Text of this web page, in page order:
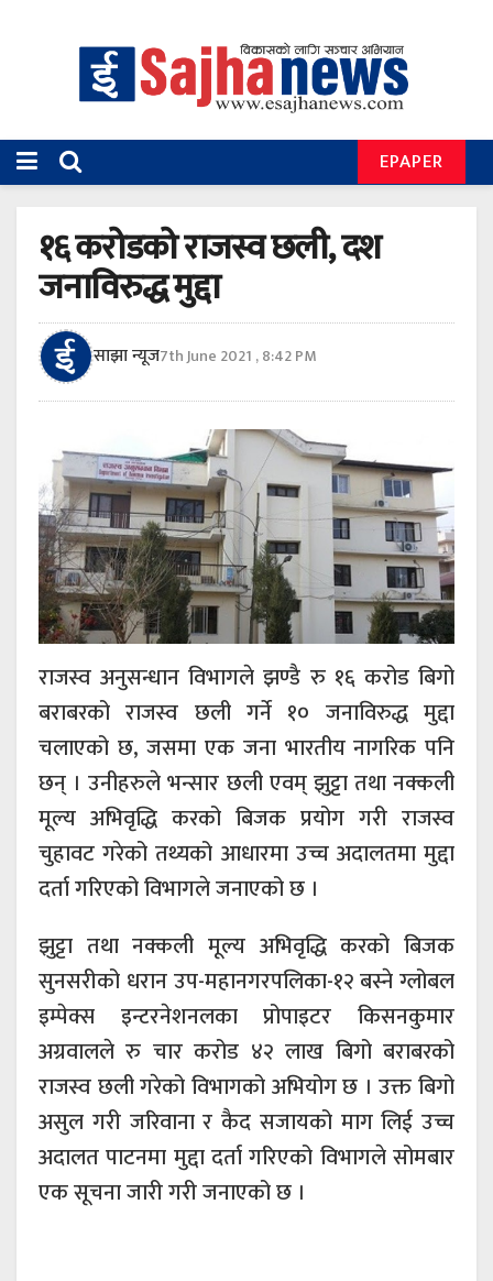
EPAPER
१६ करोडको राजस्व छली, दश
जनाविरुद्ध मुद्दा
साझा न्यूज7th June 2021 , 8:42 PM
राजस्व अनुसन्धान विभागले झण्डै रु १६ करोड बिगो
बराबरको राजस्व छली गर्ने १० जनाविरुद्ध मुद्दा
चलाएको छ, जसमा एक जना भारतीय नागरिक पनि
छन् । उनीहरुले भन्सार छली एवम् झुट्टा तथा नक्कली
मूल्य अभिवृद्धि करको बिजक प्रयोग गरी राजस्व
चुहावट गरेको तथ्यको आधारमा उच्च अदालतमा मुद्दा
दर्ता गरिएको विभागले जनाएको छ ।
झुट्टा तथा नक्कली मूल्य अभिवृद्धि करको बिजक
सुनसरीको धरान उप-महानगरपलिका-१२ बस्ने ग्लोबल
इम्पेक्स इन्टरनेशनलका प्रोपाइटर किसनकुमार
अग्रवालले रु चार करोड ४२ लाख बिगो बराबरको
राजस्व छली गरेको विभागको अभियोग छ । उक्त बिगो
असुल गरी जरिवाना र कैद सजायको माग लिई उच्च
अदालत पाटनमा मुद्दा दर्ता गरिएको विभागले सोमबार
एक सूचना जारी गरी जनाएको छ ।